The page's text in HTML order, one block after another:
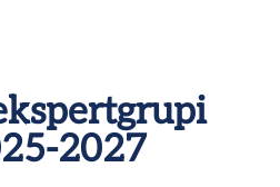
2027